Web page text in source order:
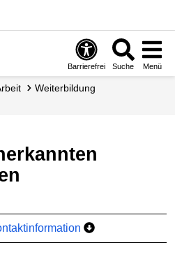
Barrierefrei Suche Menü
Weiterbildung